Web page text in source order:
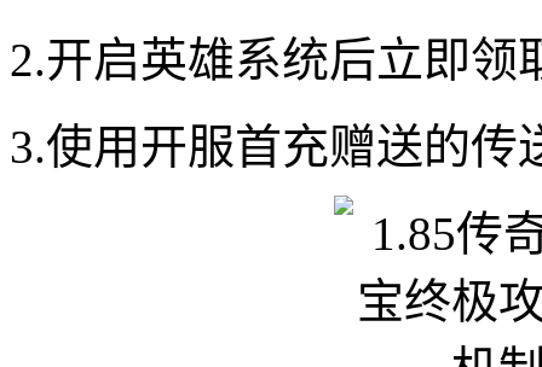
2.开启英雄系统后立即领
3.使用开服首充赠送的传